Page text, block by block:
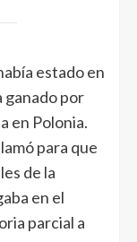
estado en
ganado por
en Polonia.
para que
de la
en el
parcial a